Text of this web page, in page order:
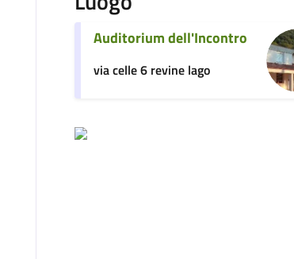
Auditorium dell'Incontro
via celle 6 revine lago